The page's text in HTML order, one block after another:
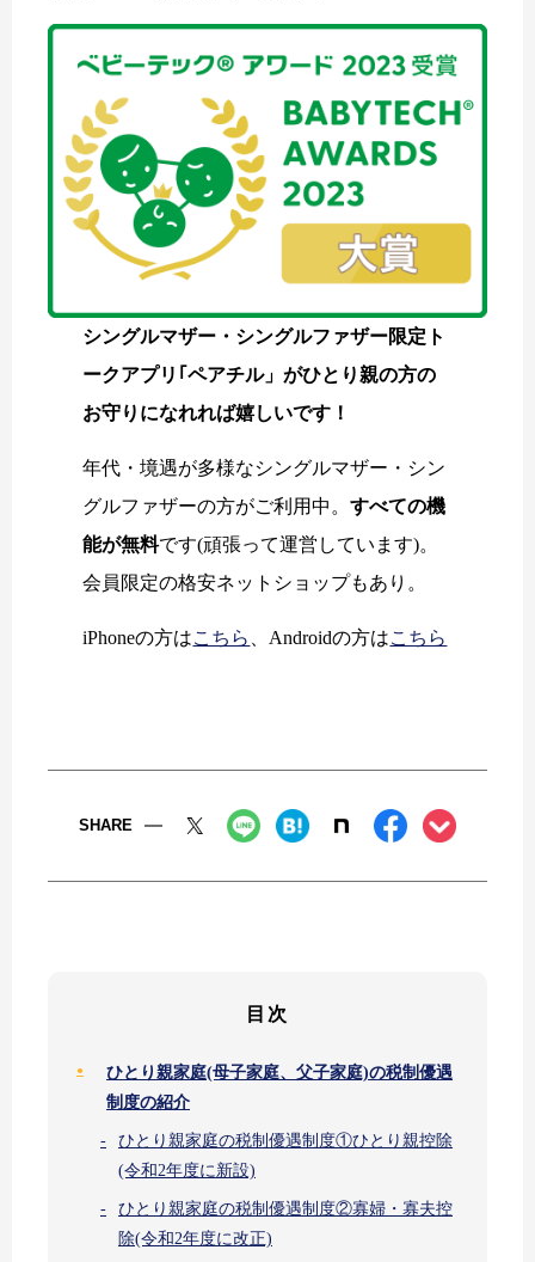
シングルマザー・シングルファザー限定ト
ークアプリ｢ペアチル」がひとり親の方の
お守りになれれば嬉しいです！
年代・境遇が多様なシングルマザー・シン
グルファザーの方がご利用中。すべての機
能が無料です(頑張って運営しています)。
会員限定の格安ネットショップもあり。
iPhoneの方はこちら 、Androidの方はこちら
SHARE
目次
ひとり親家庭(母子家庭、父子家庭)の税制優遇
制度の紹介
ひとり親家庭の税制優遇制度①ひとり親控除
(令和2年度に新設)
ひとり親家庭の税制優遇制度②寡婦・寡夫控
除(令和2年度に改正)